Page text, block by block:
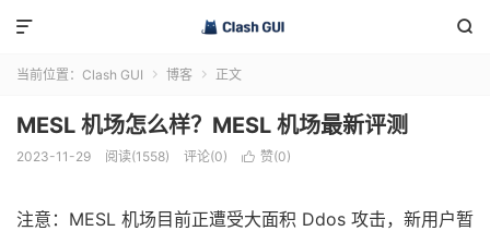


当前位置： Clash GUI  博客  正文
MESL 机场怎么样？MESL 机场最新评测
2023-11-29 阅读(1558) 评论(0)  赞(0)
注意：MESL 机场目前正遭受大面积 Ddos 攻击，新用户暂